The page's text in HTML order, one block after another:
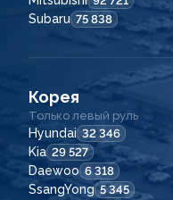
Subaru 75 838
Корея
Только левый руль
Hyundai 32 346
Kia 29 527
Daewoo 6 318
SsangYong 5 345